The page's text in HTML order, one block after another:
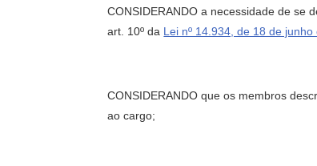
CONSIDERANDO a necessidade de se
art. 10º da Lei nº 14.934, de 18 de junho
CONSIDERANDO que os membros
ao cargo;